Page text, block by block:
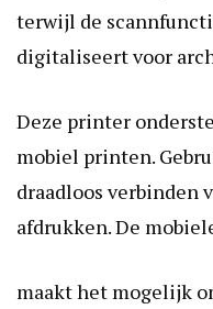
terwijl de
digitaliseert voor
Deze printer
mobiel printen.
draadloos verbinden
afdrukken. De
maakt het mogelijk